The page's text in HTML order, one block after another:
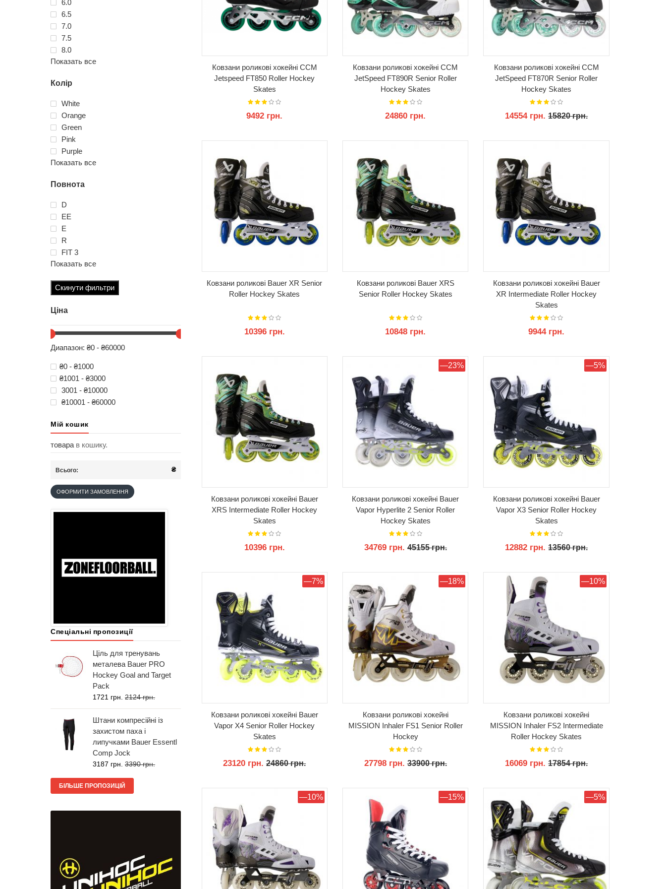
Ковзани роликові хокейні CCM
Jetspeed FT850 Roller Hockey
Skates
9492 грн.
Ковзани роликові хокейні CCM
JetSpeed FT890R Senior Roller
Hockey Skates
24860 грн.
Ковзани роликові хокейні CCM
JetSpeed FT870R Senior Roller
Hockey Skates
14554 грн.15820 грн.
Ковзани роликові Bauer XR Senior
Roller Hockey Skates
10396 грн.
Ковзани роликові Bauer XRS
Senior Roller Hockey Skates
10848 грн.
Ковзани роликові хокейні Bauer
XR Intermediate Roller Hockey
Skates
9944 грн.
Ковзани роликові хокейні Bauer
XRS Intermediate Roller Hockey
Skates
10396 грн.
—23%
Ковзани роликові хокейні Bauer
Vapor Hyperlite 2 Senior Roller
Hockey Skates
34769 грн.45155 грн.
—5%
Ковзани роликові хокейні Bauer
Vapor X3 Senior Roller Hockey
Skates
12882 грн.13560 грн.
КУПИТИ
—7%
Ковзани роликові хокейні Bauer
Vapor X4 Senior Roller Hockey
Skates
23120 грн.24860 грн.
—18%
Ковзани роликові хокейні
MISSION Inhaler FS1 Senior Roller
Hockey
27798 грн.33900 грн.
—10%
Ковзани роликові хокейні
MISSION Inhaler FS2 Intermediate
Roller Hockey Skates
16069 грн.17854 грн.
—10% —15% —5%
6.0
6.5
7.0
7.5
8.0
Показать все
Колір
White
Orange
Green
Pink
Purple
Показать все
Повнота
D
EE
E
R
FIT 3
Показать все
Скинути фильтри
Ціна
Диапазон: ₴0 - ₴60000
₴0 - ₴1000
₴1001 - ₴3000
3001 - ₴10000
₴10001 - ₴60000
Мій кошик
товара в кошику.
Всього: ₴
ОФОРМИТИ ЗАМОВЛЕННЯ
Спеціальні пропозиції
Ціль для тренувань
металева Bauer PRO
Hockey Goal and Target
Pack
1721 грн. 2124 грн.
Штани компресійні із
захистом паха і
липучками Bauer Essentl
Comp Jock
3187 грн. 3390 грн.
БІЛЬШЕ ПРОПОЗИЦІЙ